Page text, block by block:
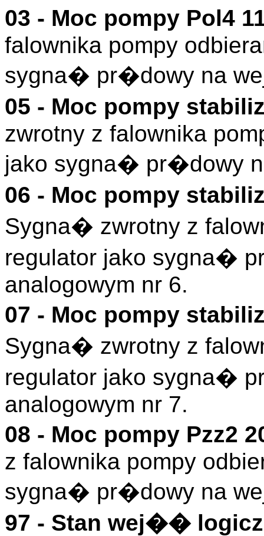
03 - Moc pompy Pol4
falownika pompy
sygna� pr�dowy na
05 - Moc pompy
zwrotny z falownika
jako sygna� pr�dowy
06 - Moc pompy
Sygna� zwrotny z
regulator jako sygna�
analogowym nr 6.
07 - Moc pompy
Sygna� zwrotny z
regulator jako sygna�
analogowym nr 7.
08 - Moc pompy Pzz2
z falownika pompy
sygna� pr�dowy na
97 - Stan wej��